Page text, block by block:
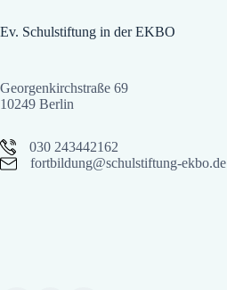
Ev. Schulstiftung in der EKBO
Georgenkirchstraße 69
10249 Berlin
030 243442162
fortbildung@schulstiftung-ekbo.de